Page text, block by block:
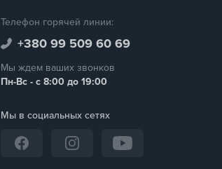
Телефон горячей линии:
+380 99 509 60 69
Мы ждем ваших звонков
Пн-Вс - с 8:00 до 19:00
Мы в социальных сетях